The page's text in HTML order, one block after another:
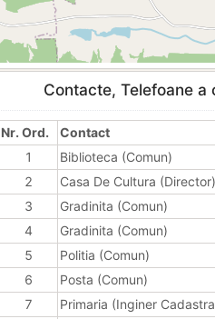
Contacte, Telefoane
Nr. Ord.
Contact
1
Biblioteca (Comun)
2
Casa De Cultura (Director)
3
Gradinita (Comun)
4
Gradinita (Comun)
5
Politia (Comun)
6
Posta (Comun)
7
Primaria (Inginer